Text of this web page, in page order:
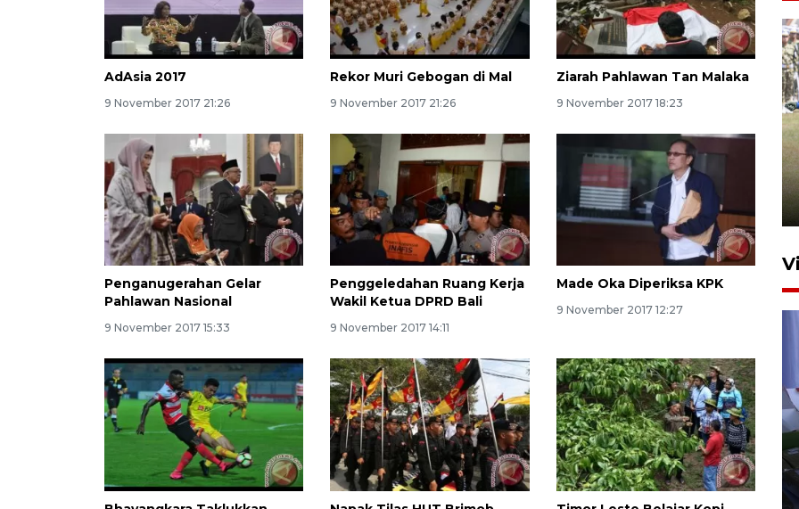
AdAsia 2017
9 November 2017 21:26
Rekor Muri Gebogan di Mal
9 November 2017 21:26
Ziarah Pahlawan Tan Malaka
9 November 2017 18:23
Penganugerahan Gelar
Pahlawan Nasional
9 November 2017 15:33
Penggeledahan Ruang Kerja
Wakil Ketua DPRD Bali
9 November 2017 14:11
Made Oka Diperiksa KPK
9 November 2017 12:27
Pemerintah tunda pungutan
pajak pedagang melalui
aplikasi belanja daring
6 Agustus 2026 16:45
Polisi tetapkan lima tersangka
pengeroyokan maling ayam di
Tabanan
27 Juli 2026 22:32